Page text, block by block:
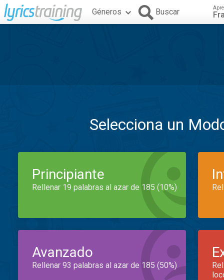
Géneros Buscar
Selecciona un
Principiante
Rellenar 19 palabras al azar de 185 (10%)
Avanzado
Rellenar 93 palabras al azar de 185 (50%)